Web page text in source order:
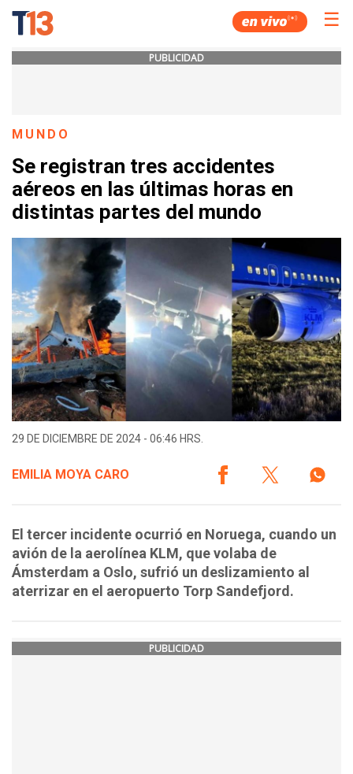
☰
PUBLICIDAD
MUNDO
Se registran tres accidentes
aéreos en las últimas horas en
distintas partes del mundo
29 DE DICIEMBRE DE 2024 - 06:46 HRS.
EMILIA MOYA CARO
El tercer incidente ocurrió en Noruega, cuando un
avión de la aerolínea KLM, que volaba de
Ámsterdam a Oslo, sufrió un deslizamiento al
aterrizar en el aeropuerto Torp Sandefjord.
PUBLICIDAD